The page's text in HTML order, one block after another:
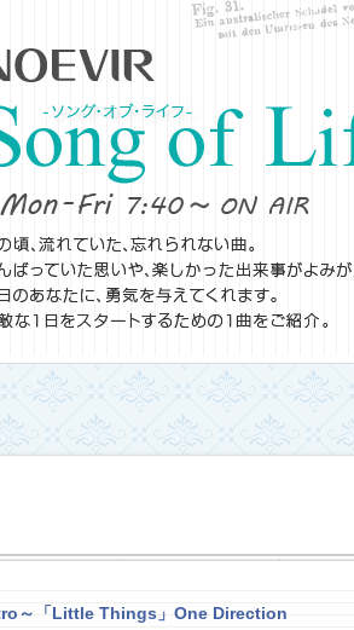
～「Little Things」One Direction